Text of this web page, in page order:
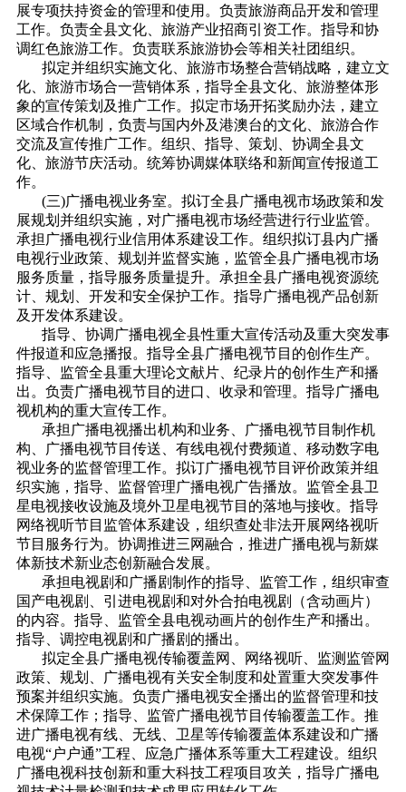
展专项扶持资金的管理和使用。负责旅游商品开发和管理
工作。负责全县文化、旅游产业招商引资工作。指导和协
调红色旅游工作。负责联系旅游协会等相关社团组织。
拟定并组织实施文化、旅游市场整合营销战略，建立文
化、旅游市场合一营销体系，指导全县文化、旅游整体形
象的宣传策划及推广工作。拟定市场开拓奖励办法，建立
区域合作机制，负责与国内外及港澳台的文化、旅游合作
交流及宣传推广工作。组织、指导、策划、协调全县文
化、旅游节庆活动。统筹协调媒体联络和新闻宣传报道工
作。
(三)广播电视业务室。拟订全县广播电视市场政策和发
展规划并组织实施，对广播电视市场经营进行行业监管。
承担广播电视行业信用体系建设工作。组织拟订县内广播
电视行业政策、规划并监督实施，监管全县广播电视市场
服务质量，指导服务质量提升。承担全县广播电视资源统
计、规划、开发和安全保护工作。指导广播电视产品创新
及开发体系建设。
指导、协调广播电视全县性重大宣传活动及重大突发事
件报道和应急播报。指导全县广播电视节目的创作生产。
指导、监管全县重大理论文献片、纪录片的创作生产和播
出。负责广播电视节目的进口、收录和管理。指导广播电
视机构的重大宣传工作。
承担广播电视播出机构和业务、广播电视节目制作机
构、广播电视节目传送、有线电视付费频道、移动数字电
视业务的监督管理工作。拟订广播电视节目评价政策并组
织实施，指导、监督管理广播电视广告播放。监管全县卫
星电视接收设施及境外卫星电视节目的落地与接收。指导
网络视听节目监管体系建设，组织查处非法开展网络视听
节目服务行为。协调推进三网融合，推进广播电视与新媒
体新技术新业态创新融合发展。
承担电视剧和广播剧制作的指导、监管工作，组织审查
国产电视剧、引进电视剧和对外合拍电视剧（含动画片）
的内容。指导、监管全县电视动画片的创作生产和播出。
指导、调控电视剧和广播剧的播出。
拟定全县广播电视传输覆盖网、网络视听、监测监管网
政策、规划、广播电视有关安全制度和处置重大突发事件
预案并组织实施。负责广播电视安全播出的监督管理和技
术保障工作；指导、监管广播电视节目传输覆盖工作。推
进广播电视有线、无线、卫星等传输覆盖体系建设和广播
电视“户户通”工程、应急广播体系等重大工程建设。组织
广播电视科技创新和重大科技工程项目攻关，指导广播电